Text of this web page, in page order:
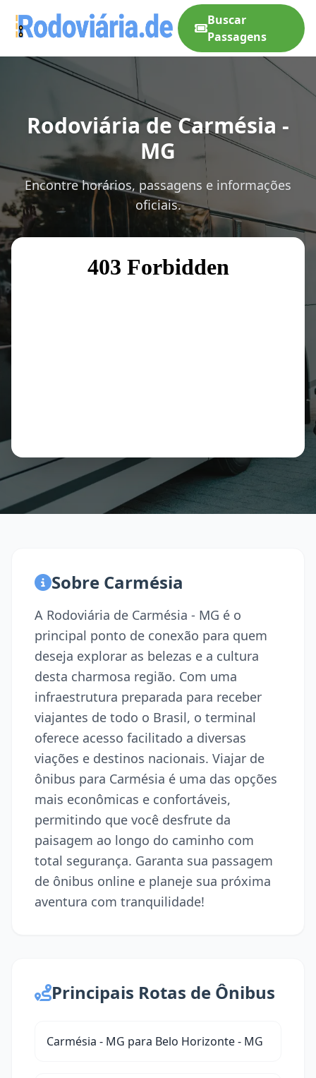
Buscar
Passagens
Rodoviária de Carmésia -
MG
Encontre horários, passagens e informações
oficiais.
Sobre Carmésia
A Rodoviária de Carmésia - MG é o
principal ponto de conexão para quem
deseja explorar as belezas e a cultura
desta charmosa região. Com uma
infraestrutura preparada para receber
viajantes de todo o Brasil, o terminal
oferece acesso facilitado a diversas
viações e destinos nacionais. Viajar de
ônibus para Carmésia é uma das opções
mais econômicas e confortáveis,
permitindo que você desfrute da
paisagem ao longo do caminho com
total segurança. Garanta sua passagem
de ônibus online e planeje sua próxima
aventura com tranquilidade!
Principais Rotas de Ônibus
Carmésia - MG para Belo Horizonte - MG